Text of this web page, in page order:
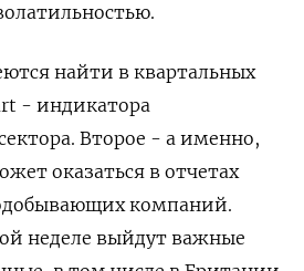
найти в квартальных
- индикатора
Второе - а именно,
оказаться в отчетах
компаний.
неделе выйдут важные